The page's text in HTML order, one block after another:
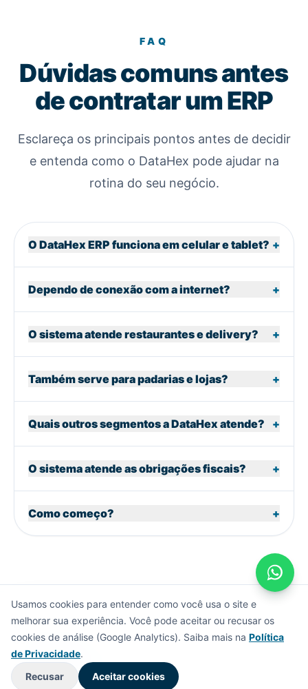
FAQ
Dúvidas comuns antes
de contratar um ERP
Esclareça os principais pontos antes de decidir
e entenda como o DataHex pode ajudar na
rotina do seu negócio.
O DataHex ERP funciona em celular e tablet? +
Dependo de conexão com a internet? +
O sistema atende restaurantes e delivery? +
Também serve para padarias e lojas? +
Quais outros segmentos a DataHex atende? +
O sistema atende as obrigações fiscais? +
Como começo? +
© 2026 DataHex Tecnologia em Informática Ltda.
0800 444 6688
ContatoSeja uma revenda
Preferências de cookies
Usamos cookies para entender como você usa o site e
melhorar sua experiência. Você pode aceitar ou recusar os
cookies de análise (Google Analytics). Saiba mais na Política
de Privacidade.
Recusar
Aceitar cookies